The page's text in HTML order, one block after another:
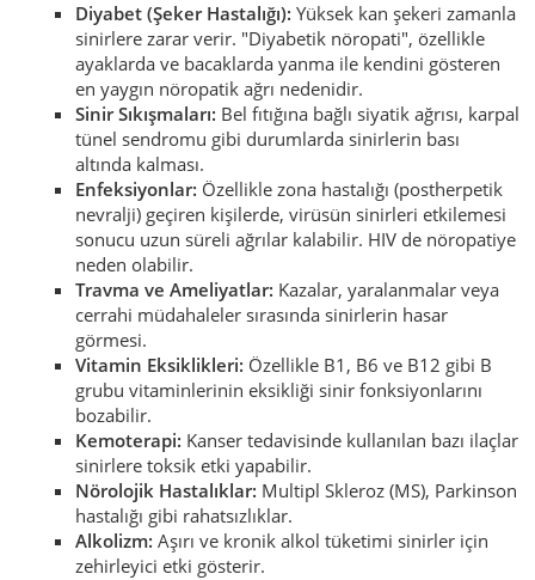
Diyabet (Şeker Hastalığı): Yüksek kan şekeri zamanla
sinirlere zarar verir. "Diyabetik nöropati", özellikle
ayaklarda ve bacaklarda yanma ile kendini gösteren
en yaygın nöropatik ağrı nedenidir.
Sinir Sıkışmaları: Bel fıtığına bağlı siyatik ağrısı, karpal
tünel sendromu gibi durumlarda sinirlerin bası
altında kalması.
Enfeksiyonlar: Özellikle zona hastalığı (postherpetik
nevralji) geçiren kişilerde, virüsün sinirleri etkilemesi
sonucu uzun süreli ağrılar kalabilir. HIV de nöropatiye
neden olabilir.
Travma ve Ameliyatlar: Kazalar, yaralanmalar veya
cerrahi müdahaleler sırasında sinirlerin hasar
görmesi.
Vitamin Eksiklikleri: Özellikle B1, B6 ve B12 gibi B
grubu vitaminlerinin eksikliği sinir fonksiyonlarını
bozabilir.
Kemoterapi: Kanser tedavisinde kullanılan bazı ilaçlar
sinirlere toksik etki yapabilir.
Nörolojik Hastalıklar: Multipl Skleroz (MS), Parkinson
hastalığı gibi rahatsızlıklar.
Alkolizm: Aşırı ve kronik alkol tüketimi sinirler için
zehirleyici etki gösterir.